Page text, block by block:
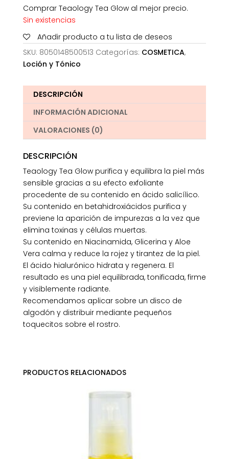
Comprar Teaology Tea Glow al mejor precio.
Sin existencias
Añadir producto a tu lista de deseos
SKU: 8050148500513 Categorías: COSMETICA,
Loción y Tónico
DESCRIPCIÓN
INFORMACIÓN ADICIONAL
VALORACIONES (0)
DESCRIPCIÓN
Teaology Tea Glow purifica y equilibra la piel más
sensible gracias a su efecto exfoliante
procedente de su contenido en ácido salicílico.
Su contenido en betahidroxiácidos purifica y
previene la aparición de impurezas a la vez que
elimina toxinas y células muertas.
Su contenido en Niacinamida, Glicerina y Aloe
Vera calma y reduce la rojez y tirantez de la piel.
El ácido hialurónico hidrata y regenera. El
resultado es una piel equilibrada, tonificada, firme
y visiblemente radiante.
Recomendamos aplicar sobre un disco de
algodón y distribuir mediante pequeños
toquecitos sobre el rostro.
PRODUCTOS RELACIONADOS